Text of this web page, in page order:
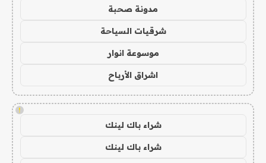
مدونة صحبة
شرقيات السياحة
موسوعة انوار
اشراق الأرباح
!
شراء باك لينك
شراء باك لينك